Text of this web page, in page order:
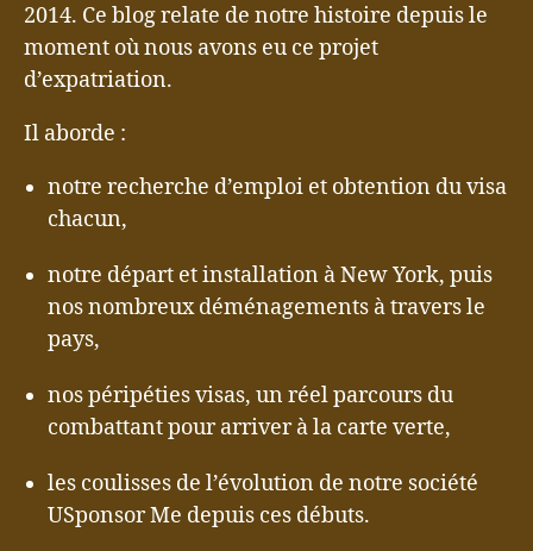
2014. Ce blog relate de notre histoire depuis le
moment où nous avons eu ce projet
d’expatriation.
Il aborde :
notre recherche d’emploi et obtention du visa
chacun,
notre départ et installation à New York, puis
nos nombreux déménagements à travers le
pays,
nos péripéties visas, un réel parcours du
combattant pour arriver à la carte verte,
les coulisses de l’évolution de notre société
USponsor Me depuis ces débuts.